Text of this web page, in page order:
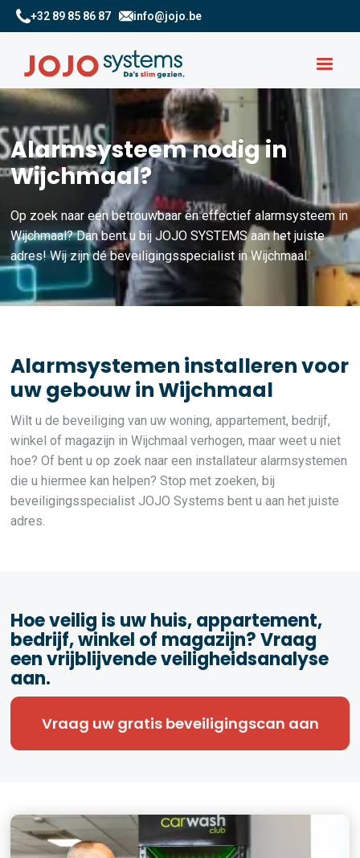
+32 89 85 86 87 info@jojo.be
Alarmsysteem nodig in
Wijchmaal?
Op zoek naar een betrouwbaar en effectief alarmsysteem in
Wijchmaal? Dan bent u bij JOJO SYSTEMS aan het juiste
adres! Wij zijn dé beveiligingsspecialist in Wijchmaal.
Alarmsystemen installeren voor
uw gebouw in Wijchmaal
Wilt u de beveiliging van uw woning, appartement, bedrijf,
winkel of magazijn in Wijchmaal verhogen, maar weet u niet
hoe? Of bent u op zoek naar een installateur alarmsystemen
die u hiermee kan helpen? Stop met zoeken, bij
beveiligingsspecialist JOJO Systems bent u aan het juiste
adres.
Hoe veilig is uw huis, appartement,
bedrijf, winkel of magazijn? Vraag
een vrijblijvende veiligheidsanalyse
aan.
Vraag uw gratis beveiligingscan aan